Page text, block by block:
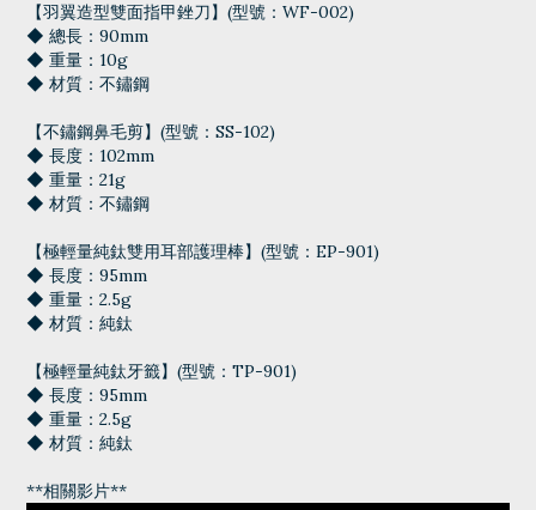
【羽翼造型雙面指甲銼刀】(型號：WF-002)
◆ 總長：90mm
◆ 重量：10g
◆ 材質：不鏽鋼
【不鏽鋼鼻毛剪】(型號：SS-102)
◆ 長度：102mm
◆ 重量：21g
◆ 材質：不鏽鋼
【極輕量純鈦雙用耳部護理棒】(型號：EP-901)
◆ 長度：95mm
◆ 重量：2.5g
◆ 材質：純鈦
【極輕量純鈦牙籤】(型號：TP-901)
◆ 長度：95mm
◆ 重量：2.5g
◆ 材質：純鈦
**相關影片**